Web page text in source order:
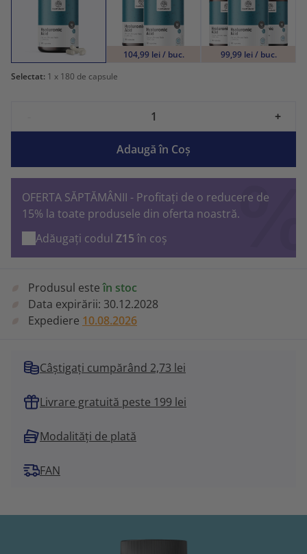
104,99 lei / buc.
99,99 lei / buc.
Selectat: 1 x 180 de capsule
+
Adaugă în Coş
OFERTA SĂPTĂMÂNII - Profitați de o reducere de
15% la toate produsele din oferta noastră.
Adăugați codul Z15 în coș
Produsul esteîn stoc
Data expirării: 30.12.2028
Expediere 10.08.2026
Câștigați cumpărând 2,73 lei
Livrare gratuită peste 199 lei
Modalități de plată
FAN